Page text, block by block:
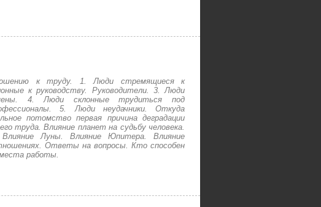
к труду. 1. Люди стремящиеся к
к руководству. Руководители. 3. Люди
4. Люди склонные трудиться под
5. Люди неудачники. Откуда
потомство первая причина деградации
труда. Влияние планет на судьбу человека.
Луны. Влияние Юпитера. Влияние
Ответы на вопросы. Кто способен
работы.